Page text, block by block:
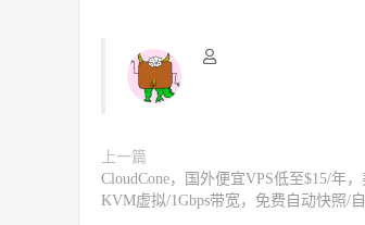
上一篇
CloudCone，国外便宜VPS低至$15/年
KVM虚拟/1Gbps带宽，免费自动快照/